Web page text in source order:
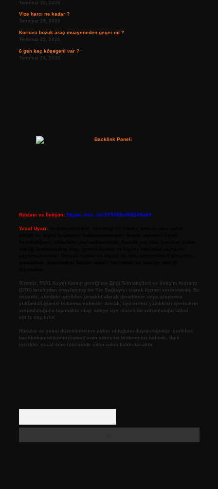
Temmuz 30, 2026
Vize harcı ne kadar ?
Temmuz 29, 2026
Kornası bozuk araç muayeneden geçer mi ?
Temmuz 25, 2026
6 gen kaç köşegeni var ?
Temmuz 24, 2026
Reklam ve İletişim: Skype: live:.cid.575569c608265c69
Yasal Uyarı:
Sitemiz, 5651 Sayılı Kanun gereğince Bilgi Teknolojileri ve İletişim Kurumu
(BTK) tarafından onaylanmış bir Yer Sağlayıcı olarak hizmet vermektedir. Bu
nedenle, sitedeki içerikleri proaktif olarak denetleme veya araştırma
yükümlülüğümüz bulunmamaktadır. Ancak, üyelerimiz yazdıkları içeriklerin
sorumluluğunu taşımakta olup, siteye üye olarak bu sorumluluğu kabul
etmiş sayılırlar.
Hukuka ve yasal düzenlemelere aykırı olduğunu düşündüğünüz içerikleri,
backlinkpanelicomtr@gmail.com adresine bildirmeniz halinde, ilgili
içerikler yasal süre içerisinde sitemizden kaldırılacaktır.